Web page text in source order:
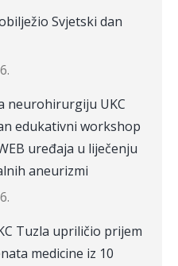
Svjetski dan
neurohirurgiju UKC
edukativni workshop
uređaja u liječenju
aneurizmi
Tuzla upriličio prijem
medicine iz 10